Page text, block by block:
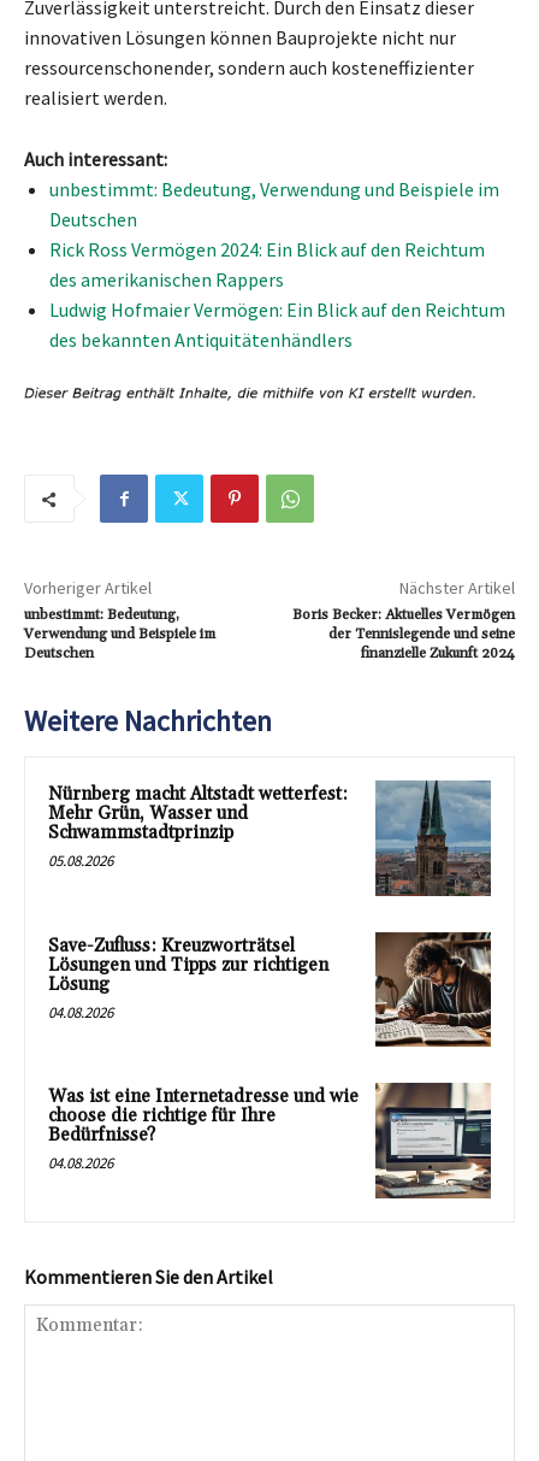
Zuverlässigkeit unterstreicht. Durch den Einsatz dieser
innovativen Lösungen können Bauprojekte nicht nur
ressourcenschonender, sondern auch kosteneffizienter
realisiert werden.
Auch interessant:
unbestimmt: Bedeutung, Verwendung und Beispiele im
Deutschen
Rick Ross Vermögen 2024: Ein Blick auf den Reichtum
des amerikanischen Rappers
Ludwig Hofmaier Vermögen: Ein Blick auf den Reichtum
des bekannten Antiquitätenhändlers
Vorheriger Artikel
unbestimmt: Bedeutung,
Verwendung und Beispiele im
Deutschen
Nächster Artikel
Boris Becker: Aktuelles Vermögen
der Tennislegende und seine
finanzielle Zukunft 2024
Weitere Nachrichten
Nürnberg macht Altstadt wetterfest:
Mehr Grün, Wasser und
Schwammstadtprinzip
05.08.2026
Save-Zufluss: Kreuzworträtsel
Lösungen und Tipps zur richtigen
Lösung
04.08.2026
Was ist eine Internetadresse und wie
choose die richtige für Ihre
Bedürfnisse?
04.08.2026
Kommentieren Sie den Artikel